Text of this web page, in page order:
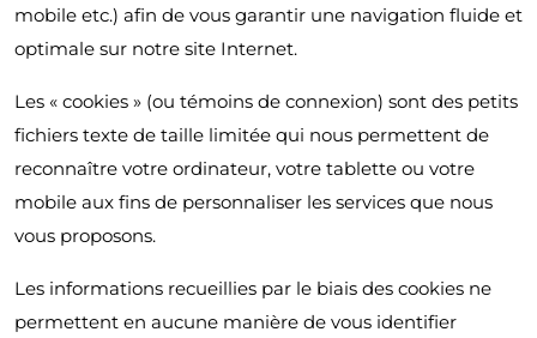
mobile etc.) afin de vous garantir une navigation fluide et
optimale sur notre site Internet.
Les « cookies » (ou témoins de connexion) sont des petits
fichiers texte de taille limitée qui nous permettent de
reconnaître votre ordinateur, votre tablette ou votre
mobile aux fins de personnaliser les services que nous
vous proposons.
Les informations recueillies par le biais des cookies ne
permettent en aucune manière de vous identifier